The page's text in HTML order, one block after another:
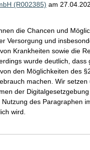
(R002385) am
die Chancen und
Versorgung und
Krankheiten sowie die
wurde deutlich, dass
den Möglichkeiten des
machen. Wir setzen
der
des Paragraphen
wird.